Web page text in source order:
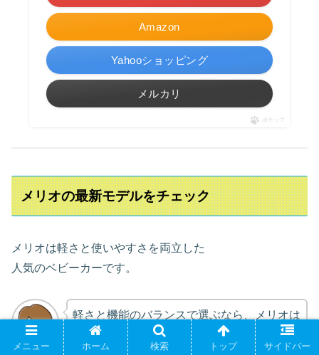
Amazon
Yahooショッピング
メルカリ
ポチップ
メリオの最新モデルをチェック
メリオは軽さと使いやすさを両立した
人気のベビーカーです。
軽さと機能のバランスで選ぶなら、メリオは
かなり満足度の高い1台です。
メニュー ホーム 検索 トップ サイドバー